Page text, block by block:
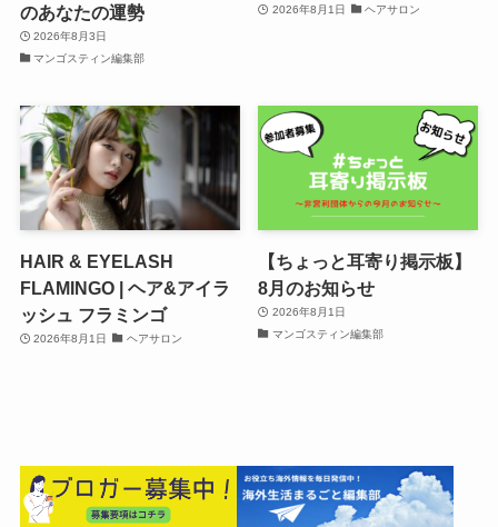
のあなたの運勢
2026年8月3日
マンゴスティン編集部
2026年8月1日 ヘアサロン
HAIR & EYELASH
FLAMINGO | ヘア&アイラ
ッシュ フラミンゴ
2026年8月1日 ヘアサロン
【ちょっと耳寄り掲示板】
8月のお知らせ
2026年8月1日
マンゴスティン編集部